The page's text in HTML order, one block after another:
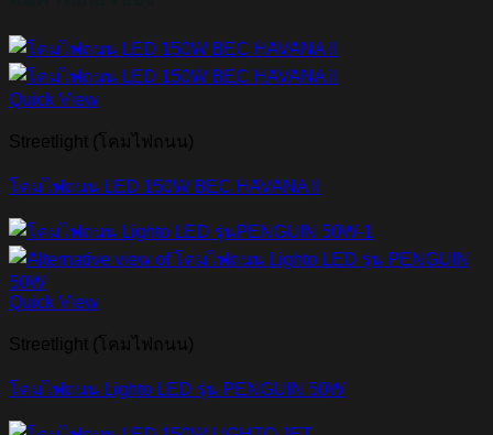
Quick View
Streetlight (โคมไฟถนน)
โคมไฟถนน LED 150W BEC HAVANA II
Quick View
Streetlight (โคมไฟถนน)
โคมไฟถนน Lighto LED รุ่น PENGUIN 50W